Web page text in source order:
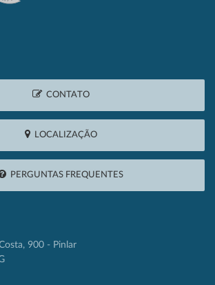
CONTATO
LOCALIZAÇÃO
PERGUNTAS FREQUENTES
900 - Pinlar